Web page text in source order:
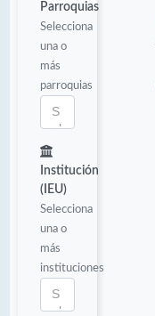
Parroquias
Selecciona
una o
más
parroquias
Institución
(IEU)
Selecciona
una o
más
instituciones